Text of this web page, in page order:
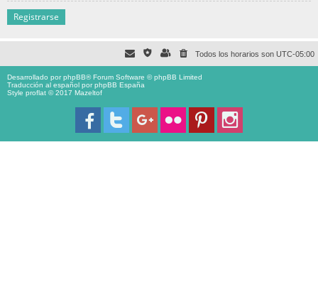
Registrarse
Todos los horarios son UTC-05:00
Desarrollado porphpBB® Forum Software © phpBB Limited
Traducción al español porphpBB España
Style proflat © 2017 Mazeltof